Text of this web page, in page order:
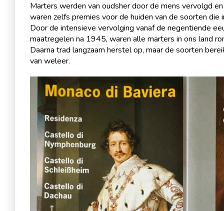
Marters werden van oudsher door de mens vervolgd
waren zelfs premies voor de huiden van de soorten die
Door de intensieve vervolging vanaf de negentiende
maatregelen na 1945, waren alle marters in ons land
Daarna trad langzaam herstel op, maar de soorten
van weleer.